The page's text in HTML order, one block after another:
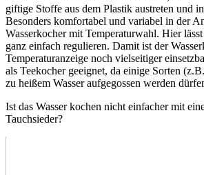
giftige Stoffe aus dem Plastik austreten und
Besonders komfortabel und variabel in der
Wasserkocher mit Temperaturwahl. Hier
ganz einfach regulieren. Damit ist der
Temperaturanzeige noch vielseitiger
als Teekocher geeignet, da einige Sorten
zu heißem Wasser aufgegossen werden
Ist das Wasser kochen nicht einfacher mit
Tauchsieder?